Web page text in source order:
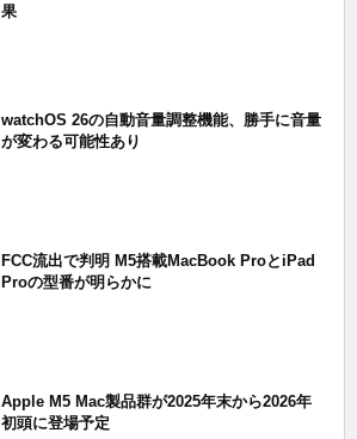
果
watchOS 26の自動音量調整機能、勝手に音量
が変わる可能性あり
FCC流出で判明 M5搭載MacBook ProとiPad
Proの型番が明らかに
Apple M5 Mac製品群が2025年末から2026年
初頭に登場予定